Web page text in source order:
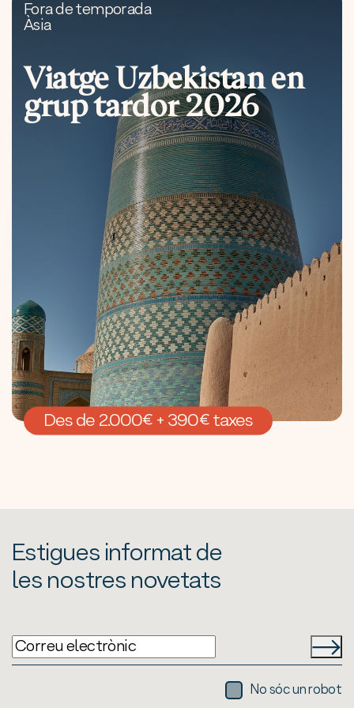
Fora de temporada
Àsia
Viatge Uzbekistan en
grup tardor 2026
Des de 2.000€ + 390€ taxes
Estigues informat de
les nostres novetats
No sóc un robot